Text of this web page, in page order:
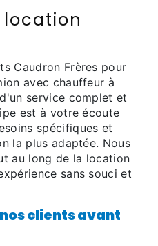
location
Caudron Frères pour
avec chauffeur à
service complet et
est à votre écoute
spécifiques et
la plus adaptée. Nous
au long de la location
sans souci et
clients avant